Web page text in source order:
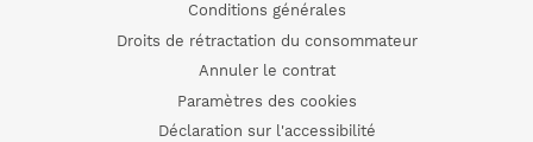
Conditions générales
Droits de rétractation du consommateur
Annuler le contrat
Paramètres des cookies
Déclaration sur l'accessibilité